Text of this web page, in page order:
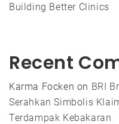
Building Better Clinics
Recent
Karma Focken on BRI
Serahkan Simbolis
Terdampak Kebakaran